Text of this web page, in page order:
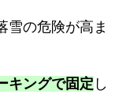
雪の危険が高ま
キングで固定 し